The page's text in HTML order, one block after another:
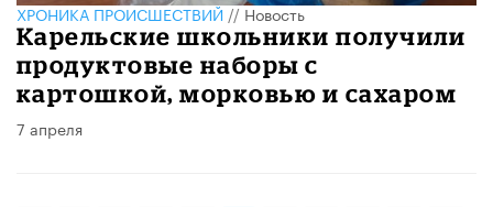
ХРОНИКА ПРОИСШЕСТВИЙ//Новость
Карельские школьники получили
продуктовые наборы с
картошкой, морковью и сахаром
7 апреля